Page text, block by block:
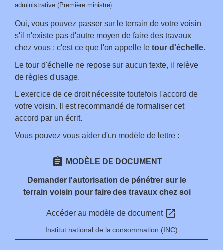
administrative (Première ministre)
Oui, vous pouvez passer sur le terrain de votre voisin
s'il n'existe pas d'autre moyen de faire des travaux
chez vous : c'est ce que l'on appelle le tour d'échelle.
Le tour d'échelle ne repose sur aucun texte, il relève
de règles d'usage.
L'exercice de ce droit nécessite toutefois l'accord de
votre voisin. Il est recommandé de formaliser cet
accord par un écrit.
Vous pouvez vous aider d'un modèle de lettre :
assignment MODÈLE DE DOCUMENT
Demander l'autorisation de pénétrer sur le
terrain voisin pour faire des travaux chez soi
Accéder au modèle de document open_in_new
Institut national de la consommation (INC)